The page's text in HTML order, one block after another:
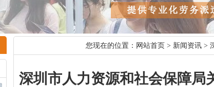
您现在的位置： 网站首页 > 新闻资讯 >
深圳市人力资源和社会保障局